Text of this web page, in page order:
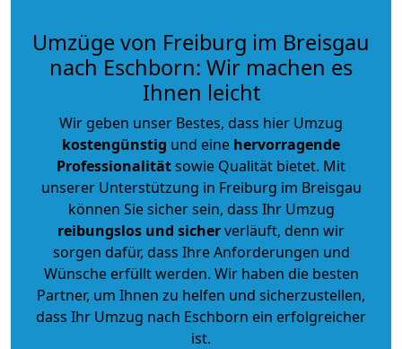
Umzüge von Freiburg im Breisgau
nach Eschborn: Wir machen es
Ihnen leicht
Wir geben unser Bestes, dass hier Umzug
kostengünstig und eine hervorragende
Professionalitätsowie Qualität bietet. Mit
unserer Unterstützung in Freiburg im Breisgau
können Sie sicher sein, dass Ihr Umzug
reibungslos und sicherverläuft, denn wir
sorgen dafür, dass Ihre Anforderungen und
Wünsche erfüllt werden. Wir haben die besten
Partner, um Ihnen zu helfen und sicherzustellen,
dass Ihr Umzug nach Eschborn ein erfolgreicher
ist.